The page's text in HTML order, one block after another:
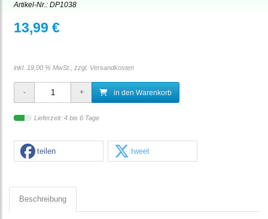
Artikel-Nr.: DP1038
13,99 €
inkl. 19,00 % MwSt., zzgl. Versandkosten
in den Warenkorb
Lieferzeit: 4 bis 6 Tage
teilen tweet
Beschreibung